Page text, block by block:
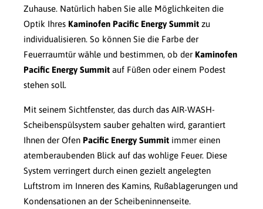
Zuhause. Natürlich haben Sie alle Möglichkeiten die
Optik Ihres Kaminofen Pacific Energy Summit zu
individualisieren. So können Sie die Farbe der
Feuerraumtür wähle und bestimmen, ob der Kaminofen
Pacific Energy Summit auf Füßen oder einem Podest
stehen soll.
Mit seinem Sichtfenster, das durch das AIR-WASH-
Scheibenspülsystem sauber gehalten wird, garantiert
Ihnen der Ofen Pacific Energy Summit immer einen
atemberaubenden Blick auf das wohlige Feuer. Diese
System verringert durch einen gezielt angelegten
Luftstrom im Inneren des Kamins, Rußablagerungen und
Kondensationen an der Scheibeninnenseite.